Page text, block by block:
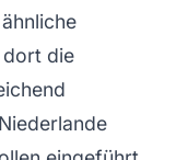
dort die